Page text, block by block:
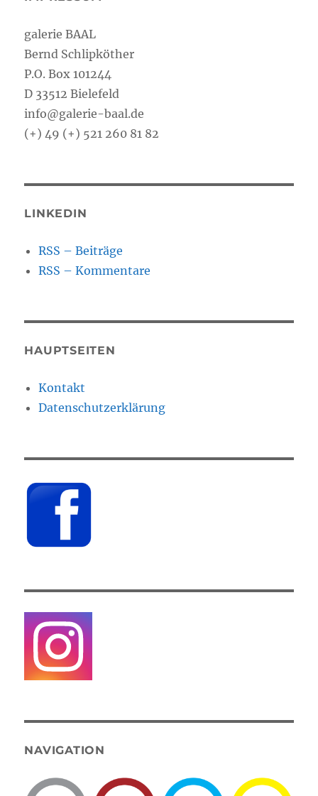
galerie BAAL
Bernd Schlipköther
P.O. Box 101244
D 33512 Bielefeld
info@galerie-baal.de
(+) 49 (+) 521 260 81 82
LINKEDIN
RSS – Beiträge
RSS – Kommentare
HAUPTSEITEN
Kontakt
Datenschutzerklärung
NAVIGATION